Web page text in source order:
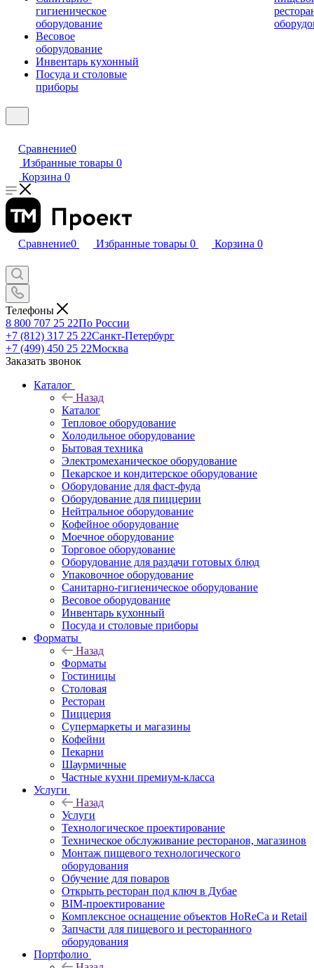
гигиеническое
оборудование
Весовое
оборудование
Инвентарь кухонный
Посуда и столовые
приборы
Сравнение0
Избранные товары 0
Корзина 0
Сравнение0 Избранные товары 0 Корзина 0
Телефоны
8 800 707 25 22По России
+7 (812) 317 25 22Санкт-Петербург
+7 (499) 450 25 22Москва
Заказать звонок
Каталог
Назад
Каталог
Тепловое оборудование
Холодильное оборудование
Бытовая техника
Электромеханическое оборудование
Пекарское и кондитерское оборудование
Оборудование для фаст-фуда
Оборудование для пиццерии
Нейтральное оборудование
Кофейное оборудование
Моечное оборудование
Торговое оборудование
Оборудование для раздачи готовых блюд
Упаковочное оборудование
Санитарно-гигиеническое оборудование
Весовое оборудование
Инвентарь кухонный
Посуда и столовые приборы
Форматы
Назад
Форматы
Гостиницы
Столовая
Ресторан
Пиццерия
Супермаркеты и магазины
Кофейни
Пекарни
Шаурмичные
Частные кухни премиум-класса
Услуги
Назад
Услуги
Технологическое проектирование
Техническое обслуживание ресторанов, магазинов
Монтаж пищевого технологического
оборудования
Обучение для поваров
Открыть ресторан под ключ в Дубае
BIM-проектирование
Комплексное оснащение объектов HoReCa и Retail
Запчасти для пищевого и ресторанного
оборудования
Портфолио